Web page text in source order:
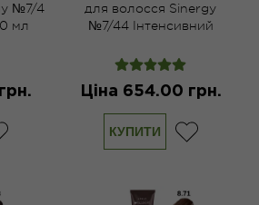
№7/4
мл
для волосся Sinergy
№7/44 Інтенсивний
Ціна 654.00 грн.
КУПИТИ